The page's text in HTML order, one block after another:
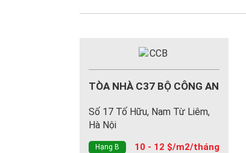
TÒA NHÀ C37 BỘ CÔNG AN
Số 17 Tố Hữu, Nam Từ Liêm,
Hà Nội
Hạng B 10 - 12 $/m2/tháng